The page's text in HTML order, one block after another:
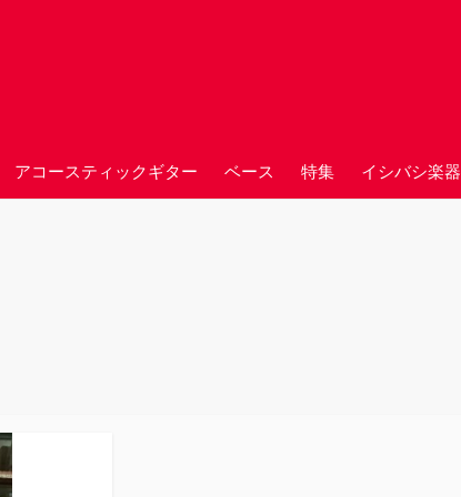
アコースティックギター ベース 特集 イシバシ楽器